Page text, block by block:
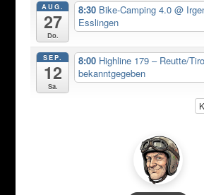
AUG.
27
Do.
8:30 Bike-Camping 4.0@
Esslingen
SEP.
12
Sa.
8:00 Highline 179 – Reutte/
bekanntgegeben